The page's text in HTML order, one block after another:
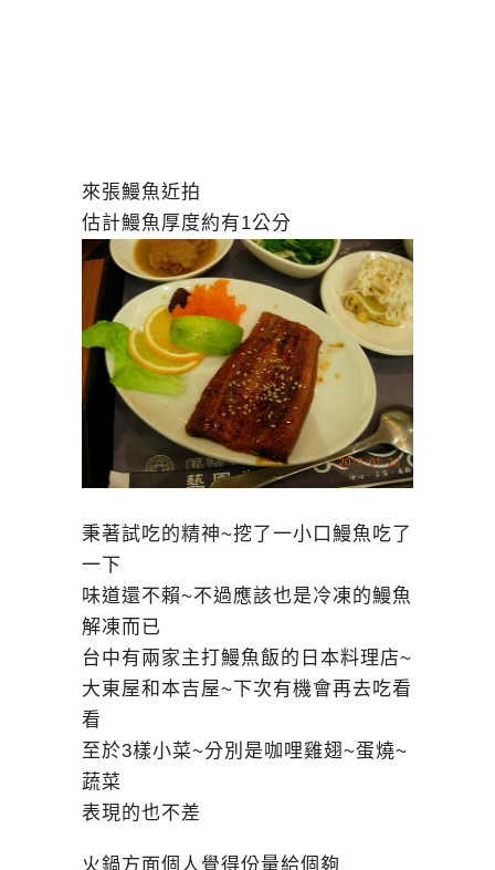
來張鰻魚近拍
估計鰻魚厚度約有1公分
秉著試吃的精神~挖了一小口鰻魚吃了
一下
味道還不賴~不過應該也是冷凍的鰻魚
解凍而已
台中有兩家主打鰻魚飯的日本料理店~
大東屋和本吉屋~下次有機會再去吃看
看
至於3樣小菜~分別是咖哩雞翅~蛋燒~
蔬菜
表現的也不差
火鍋方面個人覺得份量給個夠